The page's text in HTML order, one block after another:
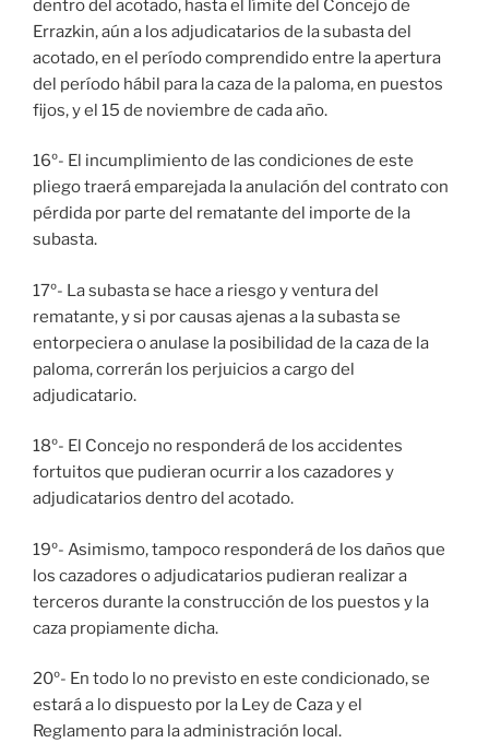
dentro del acotado, hasta el límite del Concejo de
Errazkin, aún a los adjudicatarios de la subasta del
acotado, en el período comprendido entre la apertura
del período hábil para la caza de la paloma, en puestos
fijos, y el 15 de noviembre de cada año.
16º- El incumplimiento de las condiciones de este
pliego traerá emparejada la anulación del contrato con
pérdida por parte del rematante del importe de la
subasta.
17º- La subasta se hace a riesgo y ventura del
rematante, y si por causas ajenas a la subasta se
entorpeciera o anulase la posibilidad de la caza de la
paloma, correrán los perjuicios a cargo del
adjudicatario.
18º- El Concejo no responderá de los accidentes
fortuitos que pudieran ocurrir a los cazadores y
adjudicatarios dentro del acotado.
19º- Asimismo, tampoco responderá de los daños que
los cazadores o adjudicatarios pudieran realizar a
terceros durante la construcción de los puestos y la
caza propiamente dicha.
20º- En todo lo no previsto en este condicionado, se
estará a lo dispuesto por la Ley de Caza y el
Reglamento para la administración local.